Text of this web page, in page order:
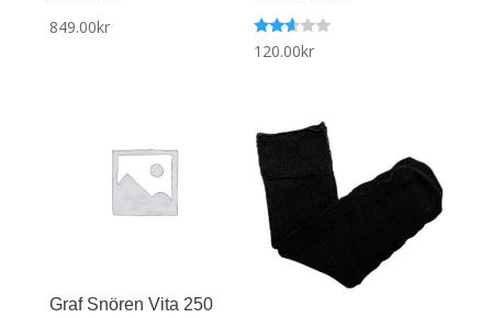
849.00kr
Betyg
satt
120.00kr
Graf Snören Vita 250